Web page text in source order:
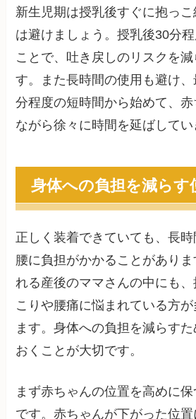
新生児期は授乳後すぐに抱っ
は避けましょう。授乳後30分
ことで、吐き戻しのリスクを
す。また長時間の使用も避け
分程度の短時間から始めて、
ながら徐々に時間を延ばしてい
身体への負担を減らす
正しく装着できていても、長
腰に負担がかかることがあり
れる産後のママさんの中にも
こりや腰痛に悩まれている方
ます。身体への負担を減らす
おくことが大切です。
まず赤ちゃんの位置を高めに
です。赤ちゃんが下がった位